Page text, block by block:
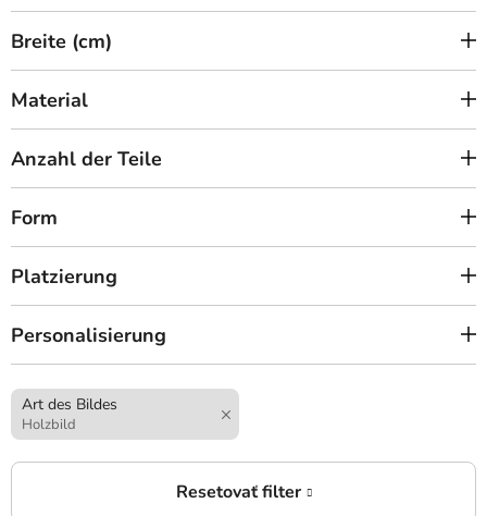
Breite (cm)
Material
Anzahl der Teile
Form
Platzierung
Personalisierung
Art des Bildes
Holzbild